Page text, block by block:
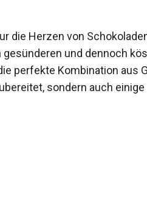
die Herzen von
und dennoch
perfekte Kombination aus
sondern auch